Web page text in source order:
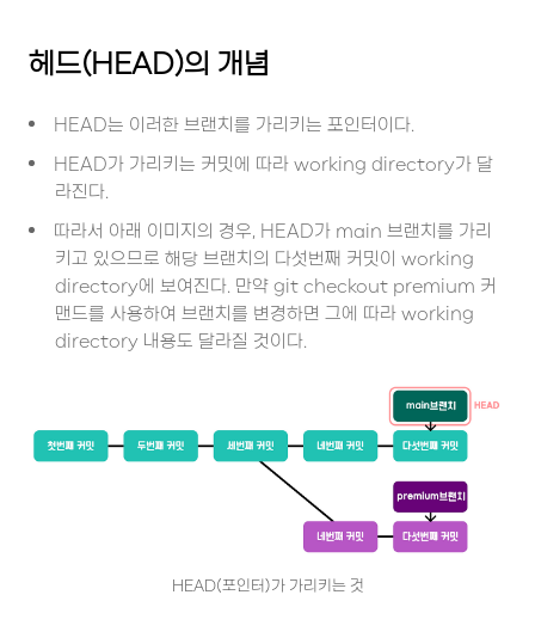
헤드(HEAD)의 개념
HEAD는 이러한 브랜치를 가리키는 포인터이다.
HEAD가 가리키는 커밋에 따라 working directory가 달
라진다.
따라서 아래 이미지의 경우, HEAD가 main 브랜치를 가리
키고 있으므로 해당 브랜치의 다섯번째 커밋이 working
directory에 보여진다. 만약 git checkout premium 커
맨드를 사용하여 브랜치를 변경하면 그에 따라 working
directory 내용도 달라질 것이다.
HEAD(포인터)가 가리키는 것